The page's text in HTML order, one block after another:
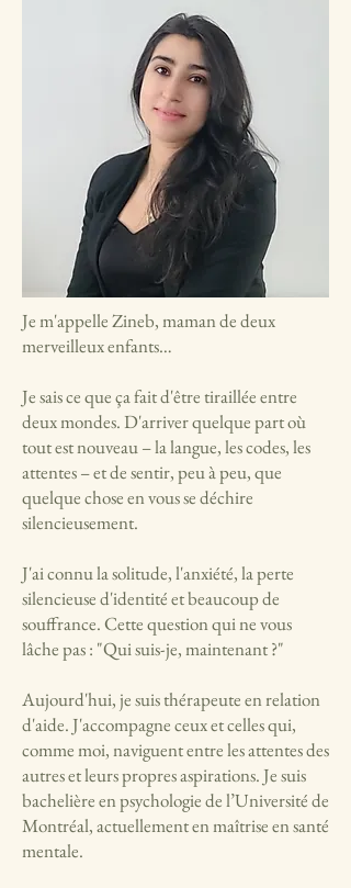
Je m'appelle Zineb, maman de deux
merveilleux enfants…
Je sais ce que ça fait d'être tiraillée entre
deux mondes. D'arriver quelque part où
tout est nouveau – la langue, les codes, les
attentes – et de sentir, peu à peu, que
quelque chose en vous se déchire
silencieusement.
J'ai connu la solitude, l'anxiété, la perte
silencieuse d'identité et beaucoup de
souffrance. Cette question qui ne vous
lâche pas : "Qui suis-je, maintenant ?"
Aujourd'hui, je suis thérapeute en relation
d'aide. J'accompagne ceux et celles qui,
comme moi, naviguent entre les attentes des
autres et leurs propres aspirations. Je suis
bachelière en psychologie de l’Université de
Montréal, actuellement en maîtrise en santé
mentale.